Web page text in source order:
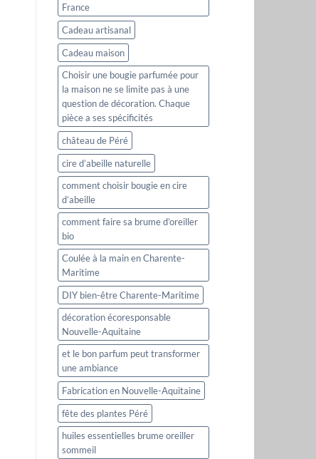
France
Cadeau artisanal
Cadeau maison
Choisir une bougie parfumée pour
la maison ne se limite pas à une
question de décoration. Chaque
pièce a ses spécificités
château de Péré
cire d’abeille naturelle
comment choisir bougie en cire
d’abeille
comment faire sa brume d’oreiller
bio
Coulée à la main en Charente-
Maritime
DIY bien-être Charente-Maritime
décoration écoresponsable
Nouvelle-Aquitaine
et le bon parfum peut transformer
une ambiance
Fabrication en Nouvelle-Aquitaine
fête des plantes Péré
huiles essentielles brume oreiller
sommeil